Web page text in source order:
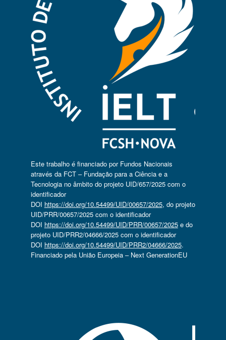
Este trabalho é financiado por Fundos Nacionais
através da FCT – Fundação para a Ciência e a
Tecnologia no âmbito do projeto UID/657/2025 com o
identificador
DOI https://doi.org/10.54499/UID/00657/2025, do projeto
UID/PRR/00657/2025 com o identificador
DOI https://doi.org/10.54499/UID/PRR/00657/2025e do
projeto UID/PRR2/04666/2025 com o identificador
DOI https://doi.org/10.54499/UID/PRR2/04666/2025.
Financiado pela União Europeia – Next GenerationEU